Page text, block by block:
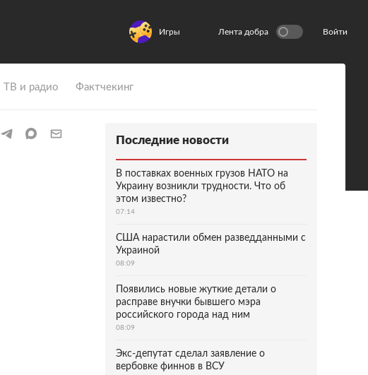
Игры Лента добра Войти
ТВ и радио Фактчекинг
Последние новости
В поставках военных грузов НАТО на
Украину возникли трудности. Что об
этом известно?
07:14
США нарастили обмен разведданными с
Украиной
08:09
Появились новые жуткие детали о
расправе внучки бывшего мэра
российского города над ним
08:09
Экс-депутат сделал заявление о
вербовке финнов в ВСУ